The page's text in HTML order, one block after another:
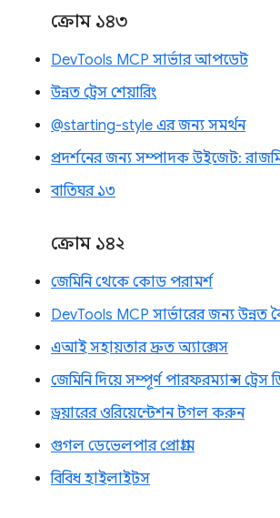
ক্রোম ১৪৩
DevTools MCP সার্ভার আপডেট
উন্নত ট্রেস শেয়ারিং
@starting-style এর জন্য সমর্থন
প্রদর্শনের জন্য সম্পাদক উইজেট:
বাতিঘর ১৩
ক্রোম ১৪২
জেমিনি থেকে কোড পরামর্শ
DevTools MCP সার্ভারের জন্য উন্নত
এআই সহায়তার দ্রুত অ্যাক্সেস
জেমিনি দিয়ে সম্পূর্ণ পারফরম্যান্স
ড্রয়ারের ওরিয়েন্টেশন টগল করুন
গুগল ডেভেলপার প্রোগ্রাম
বিবিধ হাইলাইটস